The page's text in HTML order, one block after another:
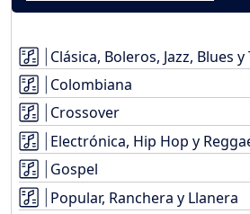
Clásica, Boleros, Jazz, Blues y
Colombiana
Crossover
Electrónica, Hip Hop y
Gospel
Popular, Ranchera y Llanera